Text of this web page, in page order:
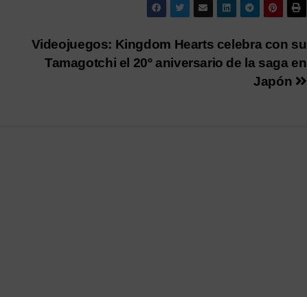
Videojuegos: Kingdom Hearts celebra con su
Tamagotchi el 20º aniversario de la saga en
Japón